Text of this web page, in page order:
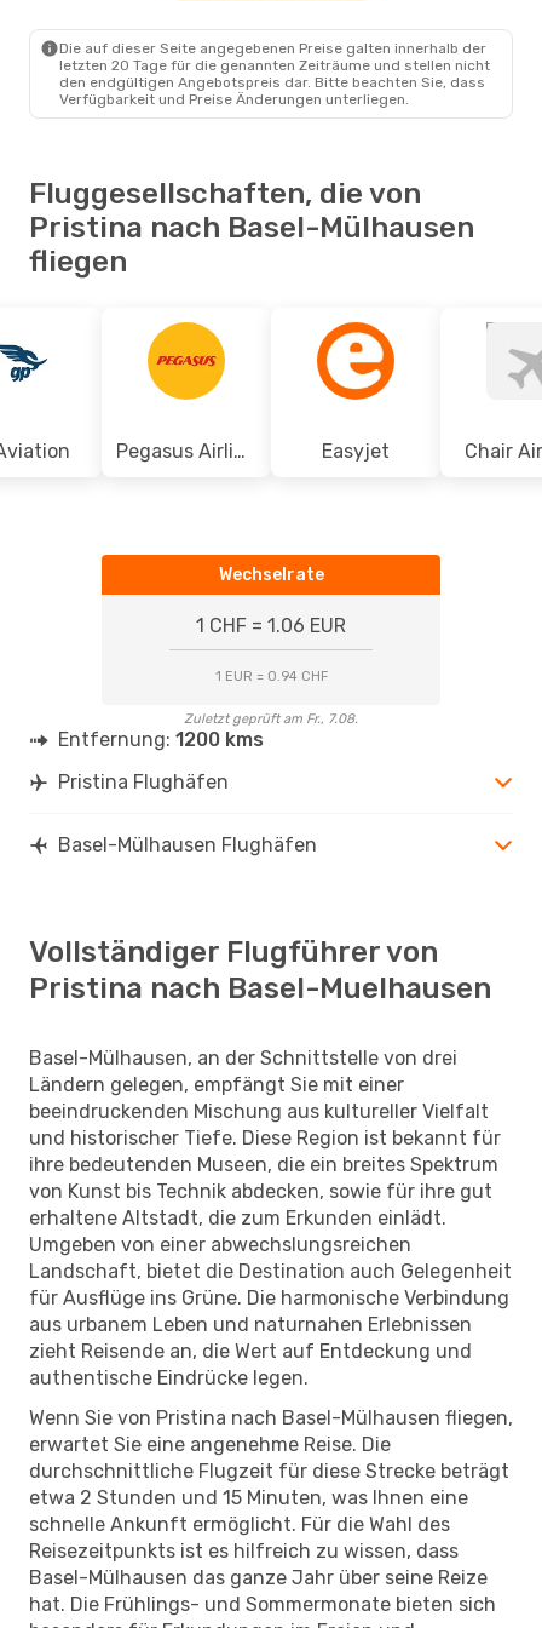
Die auf dieser Seite angegebenen Preise galten innerhalb der
letzten 20 Tage für die genannten Zeiträume und stellen nicht
den endgültigen Angebotspreis dar. Bitte beachten Sie, dass
Verfügbarkeit und Preise Änderungen unterliegen.
Fluggesellschaften, die von
Pristina nach Basel-Mülhausen
fliegen
Pegasus Airlines Easyjet Chair
Wechselrate
1 CHF = 1.06 EUR
1 EUR = 0.94 CHF
Zuletzt geprüft am Fr., 7.08.
Entfernung: 1200 kms
Pristina Flughäfen
Basel-Mülhausen Flughäfen
Vollständiger Flugführer von
Pristina nach Basel-Muelhausen
Basel-Mülhausen, an der Schnittstelle von drei
Ländern gelegen, empfängt Sie mit einer
beeindruckenden Mischung aus kultureller Vielfalt
und historischer Tiefe. Diese Region ist bekannt für
ihre bedeutenden Museen, die ein breites Spektrum
von Kunst bis Technik abdecken, sowie für ihre gut
erhaltene Altstadt, die zum Erkunden einlädt.
Umgeben von einer abwechslungsreichen
Landschaft, bietet die Destination auch Gelegenheit
für Ausflüge ins Grüne. Die harmonische Verbindung
aus urbanem Leben und naturnahen Erlebnissen
zieht Reisende an, die Wert auf Entdeckung und
authentische Eindrücke legen.
Wenn Sie von Pristina nach Basel-Mülhausen fliegen,
erwartet Sie eine angenehme Reise. Die
durchschnittliche Flugzeit für diese Strecke beträgt
etwa 2 Stunden und 15 Minuten, was Ihnen eine
schnelle Ankunft ermöglicht. Für die Wahl des
Reisezeitpunkts ist es hilfreich zu wissen, dass
Basel-Mülhausen das ganze Jahr über seine Reize
hat. Die Frühlings- und Sommermonate bieten sich